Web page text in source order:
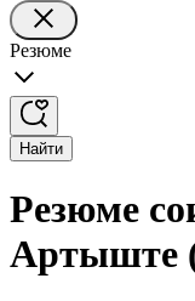
Резюме
Найти
Резюме
Артыште